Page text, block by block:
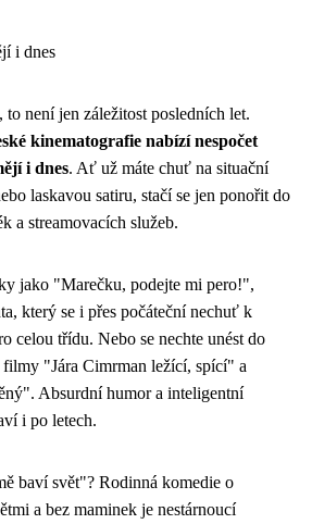
i dnes
to není jen záležitost posledních let.
kinematografie nabízí nespočet
i dnes. Ať už máte chuť na situační
laskavou satiru, stačí se jen ponořit do
a streamovacích služeb.
jako "Marečku, podejte mi pero!",
který se i přes počáteční nechuť k
celou třídu. Nebo se nechte unést do
filmy "Jára Cimrman ležící, spící" a
Absurdní humor a inteligentní
i po letech.
baví svět"? Rodinná komedie o
a bez maminek je nestárnoucí